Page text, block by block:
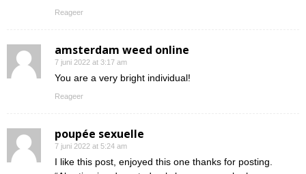
Reageer
amsterdam weed online
7 juni 2022 at 3:17 am
You are a very bright individual!
Reageer
poupée sexuelle
7 juni 2022 at 5:24 am
I like this post, enjoyed this one thanks for posting.